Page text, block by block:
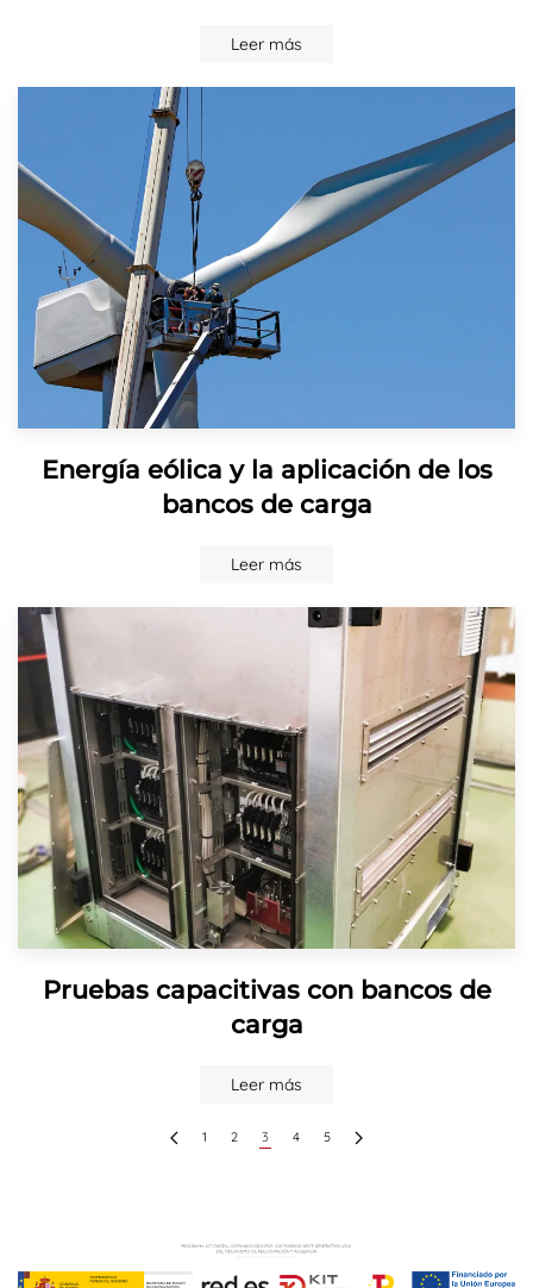
Leer más
Energía eólica y la aplicación de los
bancos de carga
Leer más
Pruebas capacitivas con bancos de
carga
Leer más
1 2 3 4 5